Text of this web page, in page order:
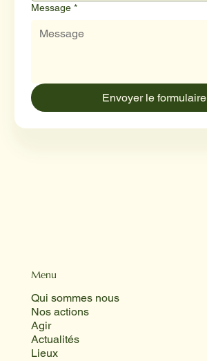
Menu
Qui sommes nous
Nos actions
Agir
Actualités
Lieux
Message *
Envoyer le formulaire